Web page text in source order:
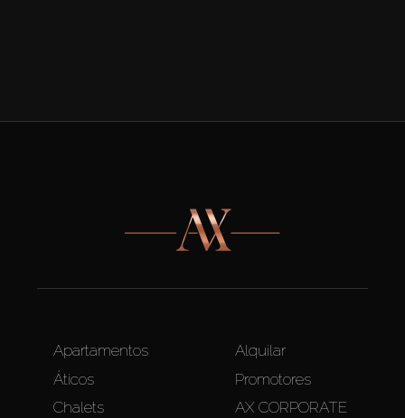
Apartamentos
Áticos
Chalets
Alquilar
Promotores
AX CORPORATE